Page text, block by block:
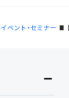
イベント・セミナー